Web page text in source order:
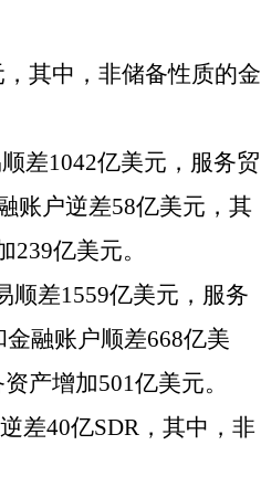
其中，非储备性质的金
差1042亿美元，服务贸
账户逆差58亿美元，其
亿美元。
顺差1559亿美元，服务
融账户顺差668亿美
产增加501亿美元。
差40亿SDR，其中，非